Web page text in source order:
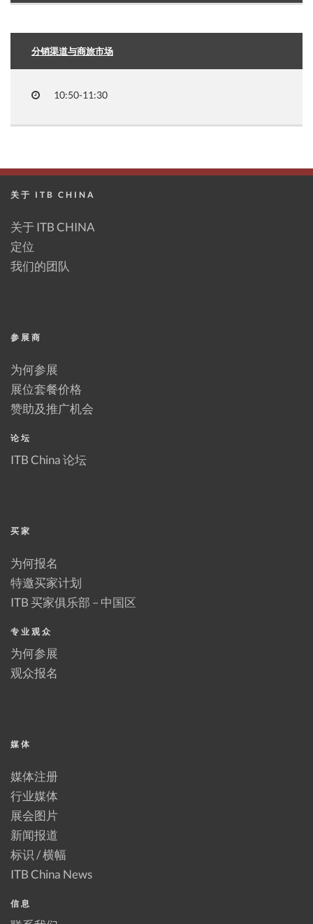
分销渠道与商旅市场
10:50-11:30
关于 ITB CHINA
关于 ITB CHINA
定位
我们的团队
参展商
为何参展
展位套餐价格
赞助及推广机会
论坛
ITB China 论坛
买家
为何报名
特邀买家计划
ITB 买家俱乐部 – 中国区
专业观众
为何参展
观众报名
媒体
媒体注册
行业媒体
展会图片
新闻报道
标识 / 横幅
ITB China News
信息